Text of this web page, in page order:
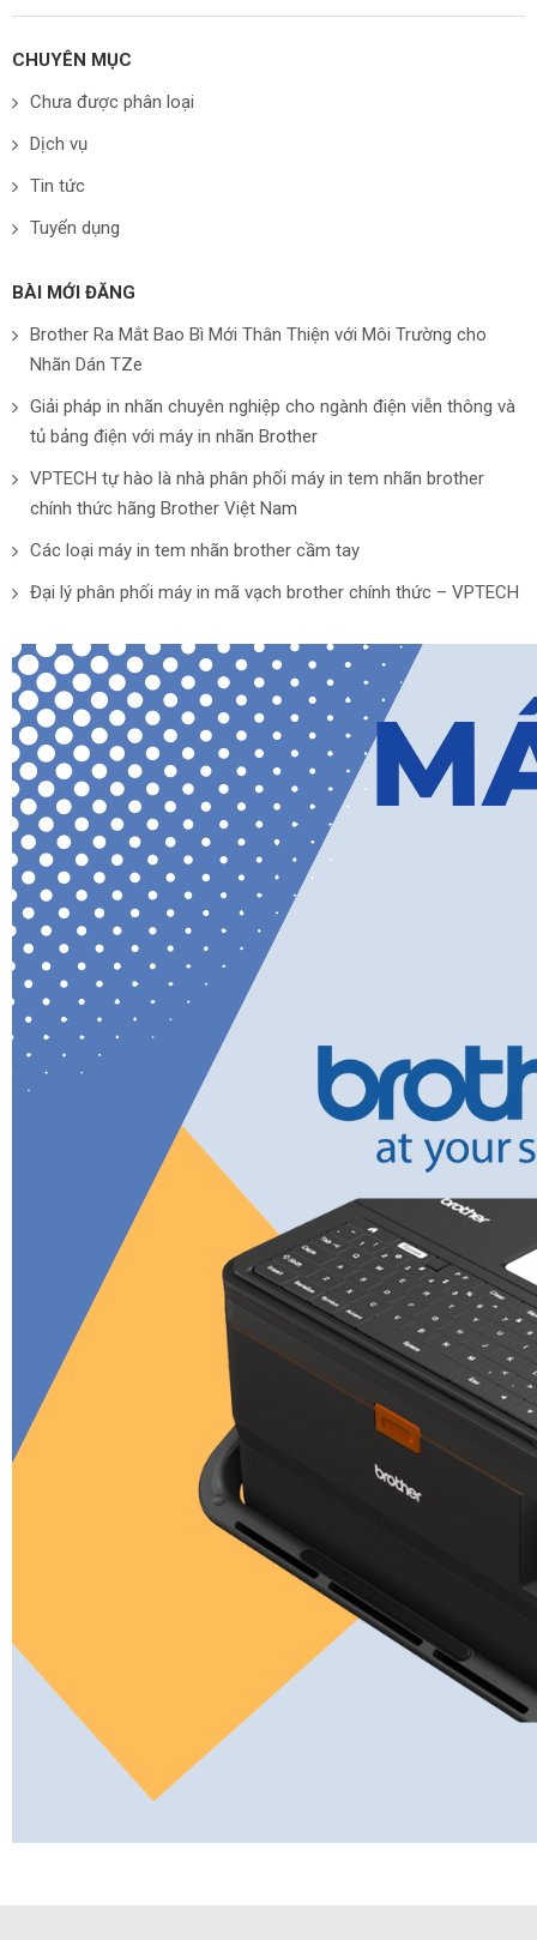
CHUYÊN MỤC
Chưa được phân loại
Dịch vụ
Tin tức
Tuyển dụng
BÀI MỚI ĐĂNG
Brother Ra Mắt Bao Bì Mới Thân Thiện với Môi Trường cho
Nhãn Dán TZe
Giải pháp in nhãn chuyên nghiệp cho ngành điện viễn thông và
tủ bảng điện với máy in nhãn Brother
VPTECH tự hào là nhà phân phối máy in tem nhãn brother
chính thức hãng Brother Việt Nam
Các loại máy in tem nhãn brother cầm tay
Đại lý phân phối máy in mã vạch brother chính thức – VPTECH